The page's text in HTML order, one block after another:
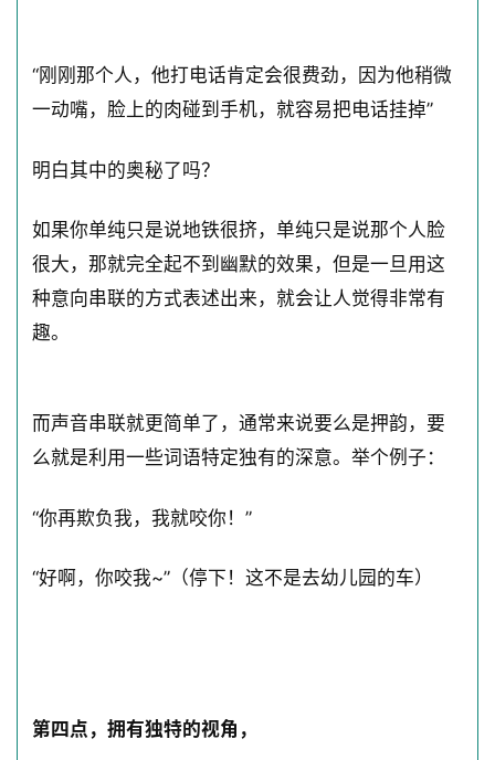
“刚刚那个人，他打电话肯定会很费劲，因为他稍微
一动嘴，脸上的肉碰到手机，就容易把电话挂掉”
明白其中的奥秘了吗？
如果你单纯只是说地铁很挤，单纯只是说那个人脸
很大，那就完全起不到幽默的效果，但是一旦用这
种意向串联的方式表述出来，就会让人觉得非常有
趣。
而声音串联就更简单了，通常来说要么是押韵，要
么就是利用一些词语特定独有的深意。举个例子：
“你再欺负我，我就咬你！”
“好啊，你咬我~”（停下！这不是去幼儿园的车）
第四点，拥有独特的视角，